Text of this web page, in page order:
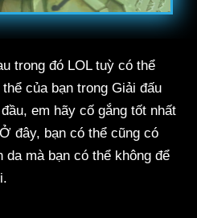
trong đó LOL tuỳ có thể
của bạn trong Giải đấu
em hãy cố gắng tốt nhất
đây, bạn có thể cũng có
mà bạn có thể không để